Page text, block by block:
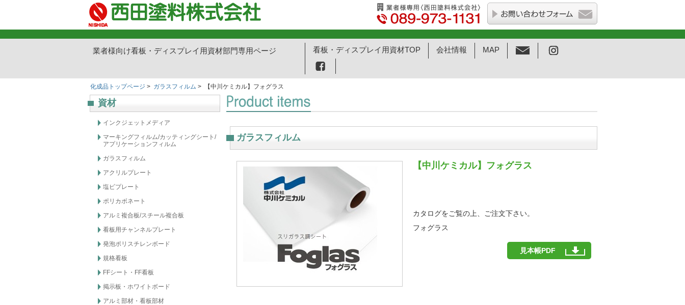
業者様向け看板・ディスプレイ用資材部門専用ページ 看板・ディスプレイ用資材TOP 会社情報 MAP
化成品トップページ > ガラスフィルム > 【中川ケミカル】フォグラス
ガラスフィルム
【中川ケミカル】フォグラス
カタログをご覧の上、ご注文下さい。
フォグラス
見本帳PDF
資材
インクジェットメディア
マーキングフィルム/カッティングシート/
アプリケーションフィルム
ガラスフィルム
アクリルプレート
塩ビプレート
ポリカボネート
アルミ複合板/スチール複合板
看板用チャンネルプレート
発泡ポリスチレンボード
規格看板
FFシート・FF看板
掲示板・ホワイトボード
アルミ部材・看板部材